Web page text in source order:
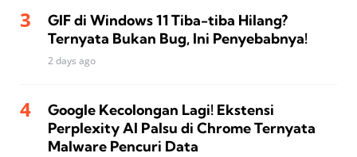
GIF di Windows 11 Tiba-tiba Hilang?
Ternyata Bukan Bug, Ini Penyebabnya!
2 days ago
Google Kecolongan Lagi! Ekstensi
Perplexity AI Palsu di Chrome Ternyata
Malware Pencuri Data